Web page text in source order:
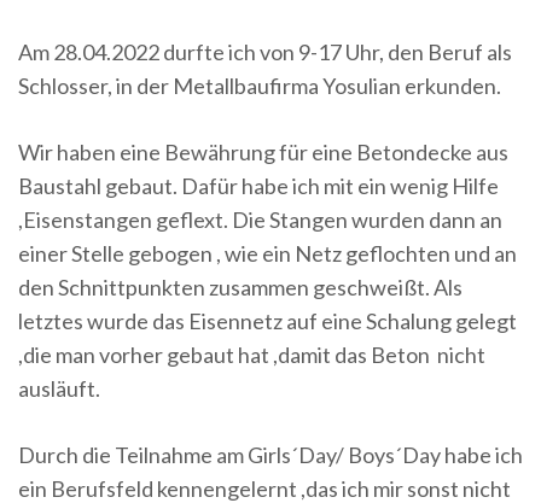
Am 28.04.2022 durfte ich von 9-17 Uhr, den Beruf als
Schlosser, in der Metallbaufirma Yosulian erkunden.
Wir haben eine Bewährung für eine Betondecke aus
Baustahl gebaut. Dafür habe ich mit ein wenig Hilfe
,Eisenstangen geflext. Die Stangen wurden dann an
einer Stelle gebogen , wie ein Netz geflochten und an
den Schnittpunkten zusammen geschweißt. Als
letztes wurde das Eisennetz auf eine Schalung gelegt
,die man vorher gebaut hat ,damit das Beton nicht
ausläuft.
Durch die Teilnahme am Girls´Day/ Boys´Day habe ich
ein Berufsfeld kennengelernt ,das ich mir sonst nicht